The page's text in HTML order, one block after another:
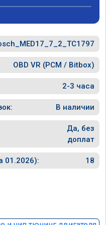
OBD VR (PCM / Bitbox)
2-3 часа
В наличии
Да, без
доплат
01.2026): 18